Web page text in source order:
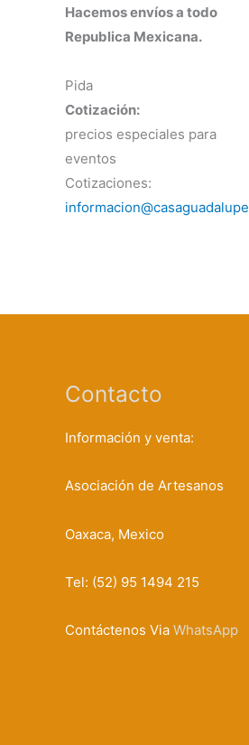
Hacemos envíos a todo
Republica Mexicana.
Pida
Cotización:
precios especiales para
eventos
Cotizaciones:
Contacto
Información y venta:
Asociación de Artesanos
Oaxaca, Mexico
Tel: (52) 95 1494 215
Contáctenos Via WhatsApp